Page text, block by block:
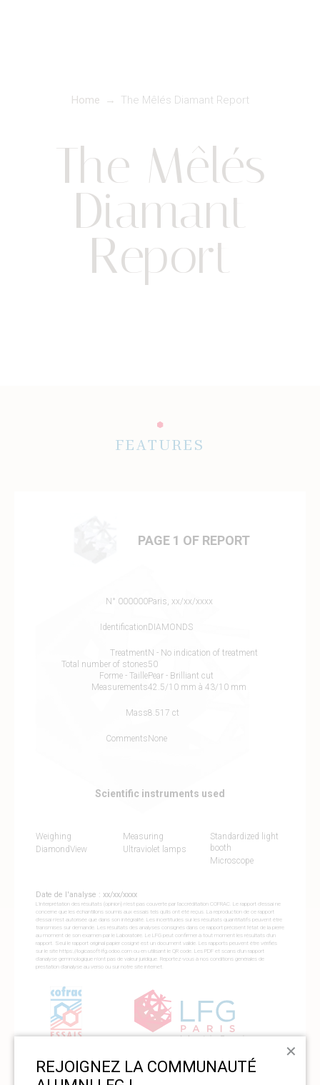
REJOIGNEZ LA COMMUNAUTÉ
✕
Home → The Mêlés Diamant Report
The Mêlés
Diamant
Report
FEATURES
PAGE 1 OF REPORT
N° 000000Paris, xx/xx/xxxx
Identification DIAMONDS
Treatment N - No indication of treatment
Total number of stones50
Forme - TaillePear - Brilliant cut
Measurements42.5/10 mm à 43/10 mm
Mass8.517 ct
Comments None
Scientific instruments used
Weighing
DiamondView
Measuring
Ultraviolet lamps
Standardized light
booth
Microscope
Date de l'analyse : xx/xx/xxxx
L'interprétation des résultats (opinion) n'est pas couverte par l'accréditation COFRAC. Le rapport d'essai ne
concerne que les échantillons soumis aux essais tels qu'ils ont été reçus. La reproduction de ce rapport
d'essai n'est autorisée que dans son intégralité. Les incertitudes sur les résultats quantitatifs peuvent être
transmises sur demande. Les résultats des analyses consignés dans ce rapport précisent l'état de la pierre
au moment de son examen par le Laboratoire. Le LFG peut confirmer à tout moment les résultats d'un
rapport. Seul le rapport original papier cosigné est un document valide. Les rapports peuvent être vérifiés
sur le site https://logicasoft-lfg.odoo.com ou en utilisant le QR code. Les PDF et scans d'un rapport
d'analyse gemmologique n'ont pas de valeur juridique. Reportez-vous à nos conditions genérales de
prestation d'analyse au verso ou sur notre site internet.